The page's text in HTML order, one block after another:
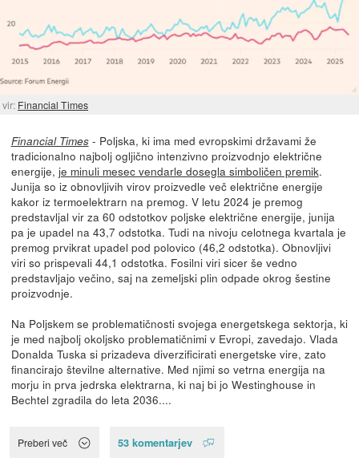
vir: Financial Times
Financial Times- Poljska, ki ima med evropskimi državami že
tradicionalno najbolj ogljično intenzivno proizvodnjo električne
energije, je minuli mesec vendarle dosegla simboličen premik.
Junija so iz obnovljivih virov proizvedle več električne energije
kakor iz termoelektrarn na premog. V letu 2024 je premog
predstavljal vir za 60 odstotkov poljske električne energije, junija
pa je upadel na 43,7 odstotka. Tudi na nivoju celotnega kvartala je
premog prvikrat upadel pod polovico (46,2 odstotka). Obnovljivi
viri so prispevali 44,1 odstotka. Fosilni viri sicer še vedno
predstavljajo večino, saj na zemeljski plin odpade okrog šestine
proizvodnje.
Na Poljskem se problematičnosti svojega energetskega sektorja, ki
je med najbolj okoljsko problematičnimi v Evropi, zavedajo. Vlada
Donalda Tuska si prizadeva diverzificirati energetske vire, zato
financirajo številne alternative. Med njimi so vetrna energija na
morju in prva jedrska elektrarna, ki naj bi jo Westinghouse in
Bechtel zgradila do leta 2036....
Preberi več 53 komentarjev